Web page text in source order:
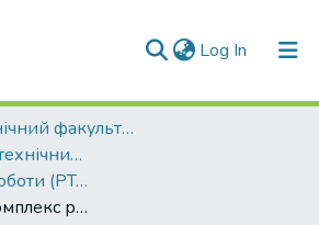
Log In (current)
Радіотехнічний факультет (РТФ)
Кафедра радіотехнічних систем (РТС)
Бакалаврські роботи (РТС)
Програмний комплекс розрахунку діаграми зворотного розсіювання радіолокаційних об'єктів